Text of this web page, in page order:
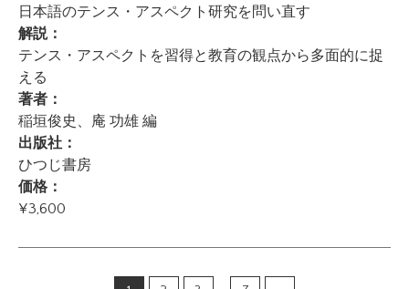
日本語のテンス・アスペクト研究を問い直す
解説：
テンス・アスペクトを習得と教育の観点から多面的に捉
える
著者：
稲垣俊史、庵 功雄 編
出版社：
ひつじ書房
価格：
¥3,600